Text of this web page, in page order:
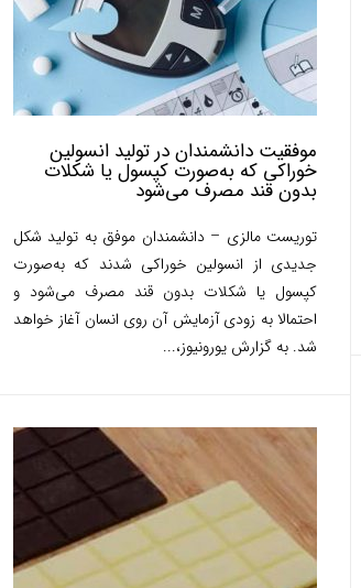
موفقیت دانشمندان در تولید انسولین
خوراکی که به‌صورت کپسول یا شکلات
بدون قند مصرف می‌شود
توریست مالزی – دانشمندان موفق به تولید شکل
جدیدی از انسولین خوراکی شدند که به‌صورت
کپسول یا شکلات بدون قند مصرف می‌شود و
احتمالا به زودی آزمایش آن روی انسان آغاز خواهد
شد. به گزارش یورونیوز،...